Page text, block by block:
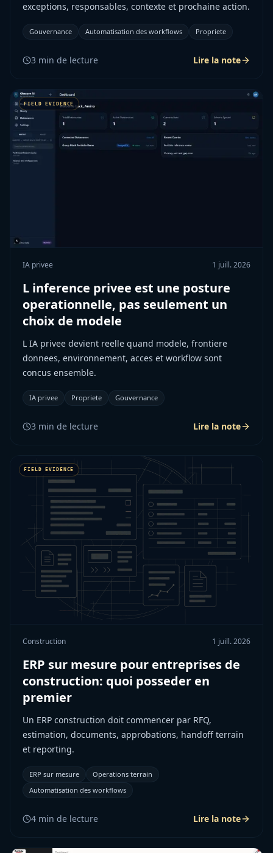
exceptions, responsables, contexte et prochaine action.
Gouvernance Automatisation des workflows Propriete
3 min de lecture Lire la note
IA privee 1 juill. 2026
L inference privee est une posture
operationnelle, pas seulement un
choix de modele
L IA privee devient reelle quand modele, frontiere
donnees, environnement, acces et workflow sont
concus ensemble.
IA privee Propriete Gouvernance
3 min de lecture Lire la note
Construction 1 juill. 2026
ERP sur mesure pour entreprises de
construction: quoi posseder en
premier
Un ERP construction doit commencer par RFQ,
estimation, documents, approbations, handoff terrain
et reporting.
ERP sur mesure
Operations terrain
Automatisation des workflows
4 min de lecture Lire la note